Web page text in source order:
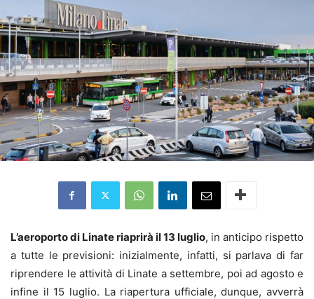
L’aeroporto di Linate riaprirà il 13 luglio, in anticipo rispetto
a tutte le previsioni: inizialmente, infatti, si parlava di far
riprendere le attività di Linate a settembre, poi ad agosto e
infine il 15 luglio. La riapertura ufficiale, dunque, avverrà